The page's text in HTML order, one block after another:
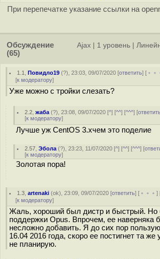
При перепечатке указание ссылки на
Обсуждение
(65)
Ajax 1 уровень
1.1 ,Повидло19 (?), 23:03, 09/07/2020 [ответить] [
[к модератору]
Уже можно с тройки слезать?
2.2 ,жаба (?), 23:08, 09/07/2020 [^] [^^] [^^^] [
[к модератору]
Лучше уж CentOS 3.xчем это поделие
2.57 ,Эбола (?), 23:23, 11/07/2020 [^] [^^] [^^^] [
[к модератору]
Золотая пора!
1.3 ,artenaki (ok), 23:09, 09/07/2020 [ответить] [ ﹢﹢﹢]
[к модератору]
Жаль, хороший был дистр и быстрый. Но
поддержки Opus. Впрочем, ее наверняка
несложно добавить. Я до сих пор
16.04 2016 года, скоро ее постигнет та
не планирую.